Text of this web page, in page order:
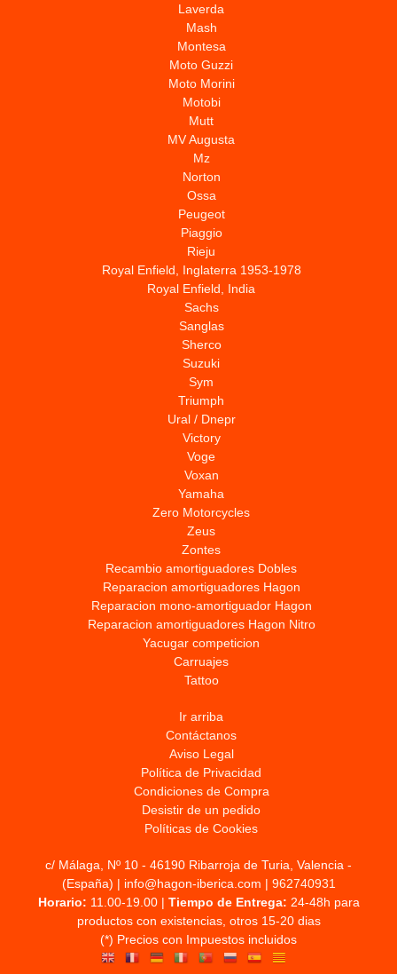
Laverda
Mash
Montesa
Moto Guzzi
Moto Morini
Motobi
Mutt
MV Augusta
Mz
Norton
Ossa
Peugeot
Piaggio
Rieju
Royal Enfield, Inglaterra 1953-1978
Royal Enfield, India
Sachs
Sanglas
Sherco
Suzuki
Sym
Triumph
Ural / Dnepr
Victory
Voge
Voxan
Yamaha
Zero Motorcycles
Zeus
Zontes
Recambio amortiguadores Dobles
Reparacion amortiguadores Hagon
Reparacion mono-amortiguador Hagon
Reparacion amortiguadores Hagon Nitro
Yacugar competicion
Carruajes
Tattoo
Ir arriba
Contáctanos
Aviso Legal
Política de Privacidad
Condiciones de Compra
Desistir de un pedido
Políticas de Cookies
c/ Málaga, Nº 10 - 46190 Ribarroja de Turia, Valencia -
(España) | info@hagon-iberica.com | 962740931
Horario: 11.00-19.00 | Tiempo de Entrega: 24-48h para
productos con existencias, otros 15-20 dias
(*) Precios con Impuestos incluidos